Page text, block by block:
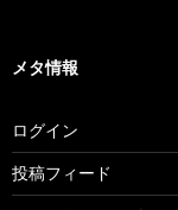
メタ情報
ログイン
投稿フィード